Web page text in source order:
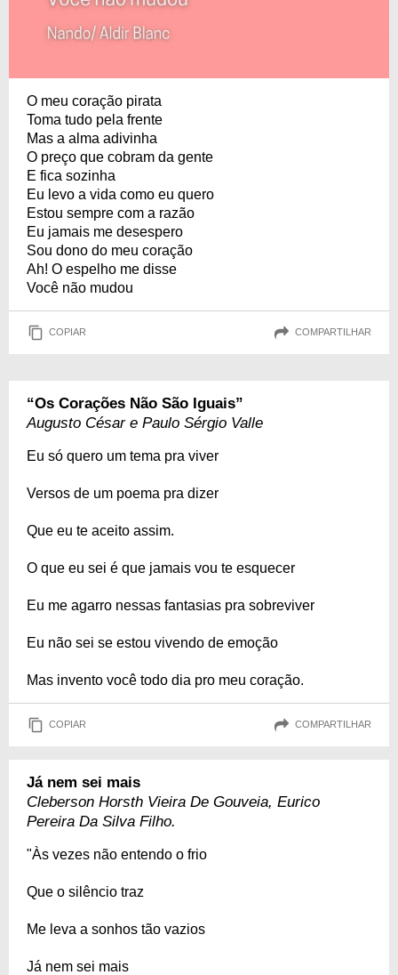
O meu coração pirata
Toma tudo pela frente
Mas a alma adivinha
O preço que cobram da gente
E fica sozinha
Eu levo a vida como eu quero
Estou sempre com a razão
Eu jamais me desespero
Sou dono do meu coração
Ah! O espelho me disse
Você não mudou
COPIAR COMPARTILHAR
“Os Corações Não São Iguais”
Augusto César e Paulo Sérgio Valle
Eu só quero um tema pra viver
Versos de um poema pra dizer
Que eu te aceito assim.
O que eu sei é que jamais vou te esquecer
Eu me agarro nessas fantasias pra sobreviver
Eu não sei se estou vivendo de emoção
Mas invento você todo dia pro meu coração.
COPIAR COMPARTILHAR
Já nem sei mais
Cleberson Horsth Vieira De Gouveia, Eurico
Pereira Da Silva Filho.
"Às vezes não entendo o frio
Que o silêncio traz
Me leva a sonhos tão vazios
Já nem sei mais